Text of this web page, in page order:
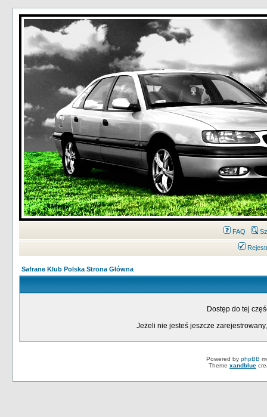
FAQ
Safrane Klub Polska Strona Główna
Dostęp do tej
Jeżeli nie jesteś jeszcze
Powered by phpBB
Theme xandblue